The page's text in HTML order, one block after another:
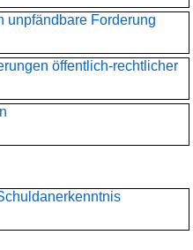
unpfändbare Forderung
öffentlich-rechtlicher